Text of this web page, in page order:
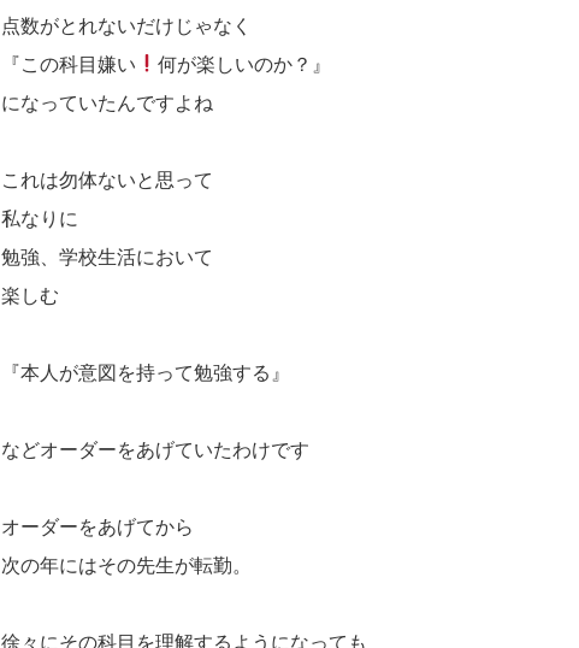
点数がとれないだけじゃなく
『この科目嫌い
何が楽しいのか？』
になっていたんですよね
これは勿体ないと思って
私なりに
勉強、学校生活において
楽しむ
『本人が意図を持って勉強する』
などオーダーをあげていたわけです
オーダーをあげてから
次の年にはその先生が転勤。
徐々にその科目を理解するようになっても